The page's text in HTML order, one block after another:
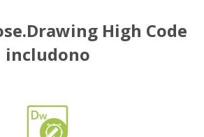
High Code
includono